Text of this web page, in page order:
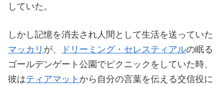
していた。
しかし記憶を消去され人間として生活を送っていた
マッカリ が、 ドリーミング・セレスティアルの眠る
ゴールデンゲート公園でピクニックをしていた時、
彼はティアマット から自分の言葉を伝える交信役に